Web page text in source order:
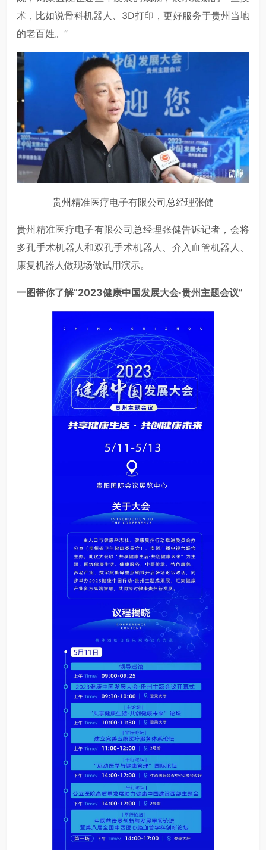
术，比如说骨科机器人、3D打印，更好服务于贵州当地
的老百姓。”
贵州精准医疗电子有限公司总经理张健
贵州精准医疗电子有限公司总经理张健告诉记者，会将
多孔手术机器人和双孔手术机器人、介入血管机器人、
康复机器人做现场做试用演示。
一图带你了解“2023健康中国发展大会·贵州主题会议”